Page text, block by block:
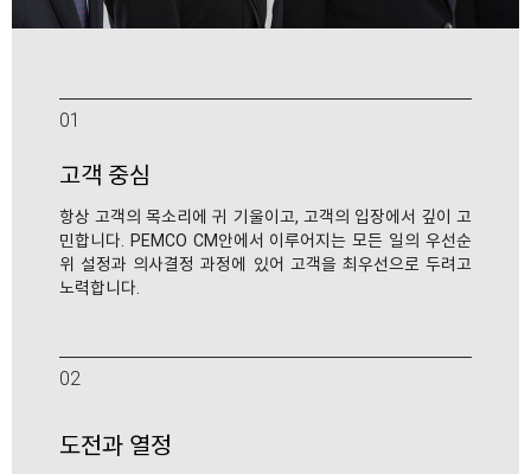
01
고객 중심
항상 고객의 목소리에 귀 기울이고, 고객의 입장에서 깊이 고
민합니다. PEMCO CM안에서 이루어지는 모든 일의 우선순
위 설정과 의사결정 과정에 있어 고객을 최우선으로 두려고
노력합니다.
02
도전과 열정